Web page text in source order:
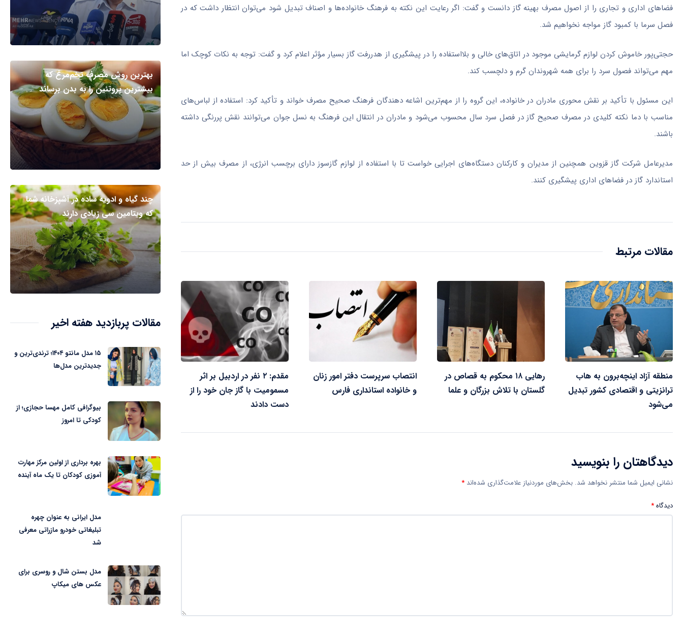
فضاهای اداری و تجاری را از اصول مصرف بهینه گاز دانست و گفت: اگر رعایت این نکته به فرهنگ خانواده‌ها و اصناف تبدیل شود می‌توان انتظار داشت که در
فصل سرما با کمبود گاز مواجه نخواهیم شد.
حجتی‌پور خاموش کردن لوازم گرمایشی موجود در اتاق‌های خالی و بلااستفاده را در پیشگیری از هدررفتگاز بسیار مؤثراعلام کرد و گفت: توجه به نکات کوچک اما
مهم می‌تواند فصول سرد را برای همه شهروندان گرم و دلچسب کند.
این مسئول با تأکید بر نقش محوری مادران در خانواده، این گروه را از مهم‌ترین اشاعه دهندگان فرهنگ صحیح مصرف خواند و تأکید کرد: استفاده از لباس‌های
مناسب با دما نکته کلیدی در مصرف صحیح گاز در فصل سرد سال محسوب می‌شود و مادران در انتقال این فرهنگ به نسل جوان می‌توانند نقش پررنگی داشته
باشند.
مدیرعامل شرکت گاز قزوین همچنین از مدیران و کارکنان دستگاه‌های اجرایی خواست تا با استفاده از لوازم گازسوز دارای برچسب انرژی، از مصرف بیش از حد
استاندارد گاز در فضاهای اداری پیشگیری کنند.
مقالات مرتبط
منطقه آزاد اینچه‌برون به هاب
ترانزیتی و اقتصادی کشور تبدیل
می‌شود
رهایی ۱۸ محکوم به قصاص در
گلستان با تلاش بزرگان و علما
انتصاب سرپرست دفتر امور زنان
و خانواده استانداری فارس
مقدم: ۲ نفر در اردبیل بر اثر
مسمومیت با گاز جان خود را از
دست دادند
دیدگاهتان را بنویسید
نشانی ایمیل شما منتشر نخواهد شد. بخش‌های موردنیاز علامت‌گذاری شده‌اند *
دیدگاه*
بهترین روش مصرف تخم‌مرغ که
بیشترین پروتئین را به بدن برساند
چند گیاه و ادویه ساده در آشپزخانه شما
که ویتامین سی زیادی دارند
مقالات پربازدید هفته اخیر
۱۵ مدل مانتو ۱۴۰۴؛ ترندی‌ترین و
جدیدترین مدل‌ها
بیوگرافی کامل مهسا حجازی؛ از
کودکی تا امروز
بهره برداری از اولین مرکز مهارت
آموزی کودکان تا یک ماه آینده
مدل ایرانی به عنوان چهره
تبلیغاتی خودرو مازراتی معرفی
شد
مدل بستن شال و روسری برای
عکس های میکاپ